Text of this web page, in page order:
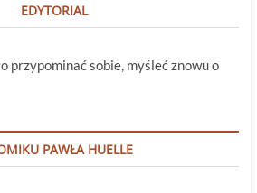
EDYTORIAL
przypominać sobie, myśleć znowu o
PAWŁA HUELLE